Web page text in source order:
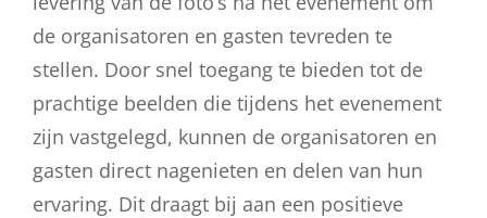
de organisatoren en gasten tevreden te
stellen. Door snel toegang te bieden tot de
prachtige beelden die tijdens het evenement
zijn vastgelegd, kunnen de organisatoren en
gasten direct nagenieten en delen van hun
ervaring. Dit draagt bij aan een positieve